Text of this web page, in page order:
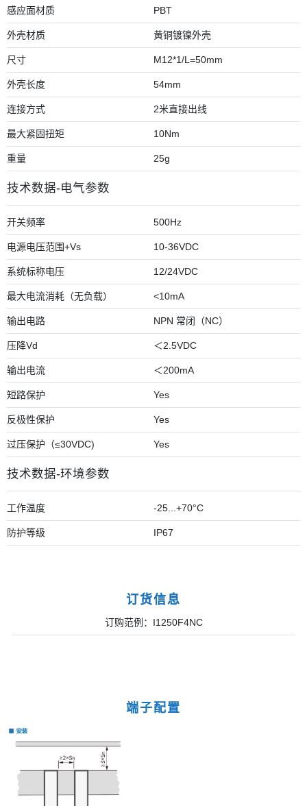
感应面材质 PBT
外壳材质 黄铜镀镍外壳
尺寸 M12*1/L=50mm
外壳长度 54mm
连接方式 2米直接出线
最大紧固扭矩 10Nm
重量 25g
技术数据-电气参数
开关频率 500Hz
电源电压范围+Vs 10-36VDC
系统标称电压 12/24VDC
最大电流消耗（无负载） <10mA
输出电路 NPN 常闭（NC）
压降Vd ＜2.5VDC
输出电流 ＜200mA
短路保护 Yes
反极性保护 Yes
过压保护（≤30VDC) Yes
技术数据-环境参数
工作温度 -25...+70°C
防护等级 IP67
订货信息
订购范例：I1250F4NC
端子配置